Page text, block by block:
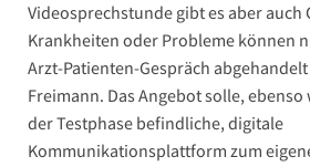
Videosprechstunde gibt es aber auch
Krankheiten oder Probleme können
Arzt-Patienten-Gespräch
Freimann. Das Angebot solle, ebenso
der Testphase befindliche, digitale
Kommunikationsplattform zum